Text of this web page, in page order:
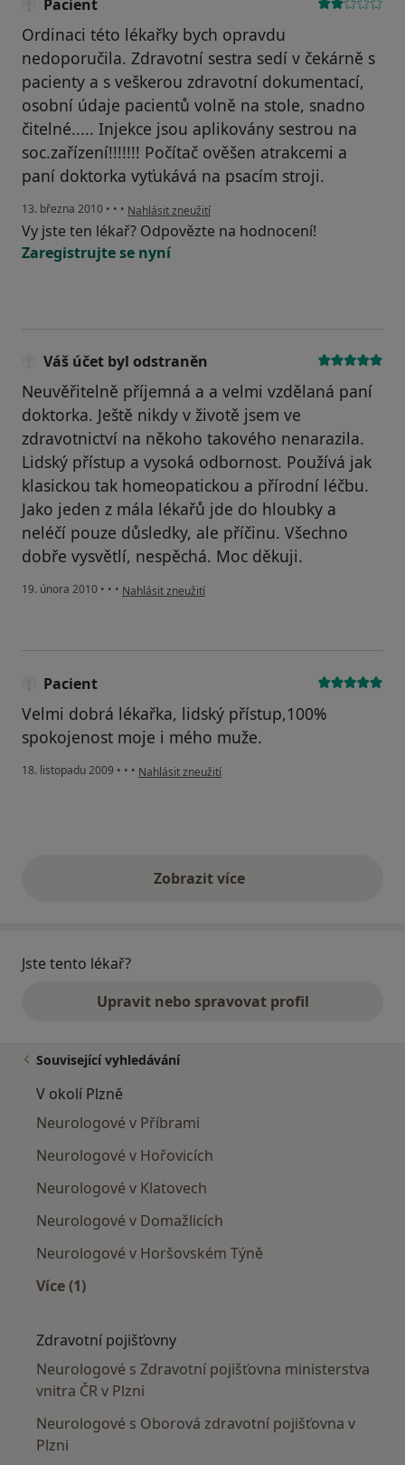
Pacient
Ordinaci této lékařky bych opravdu
nedoporučila. Zdravotní sestra sedí v čekárně s
pacienty a s veškerou zdravotní dokumentací,
osobní údaje pacientů volně na stole, snadno
čitelné..... Injekce jsou aplikovány sestrou na
soc.zařízení!!!!!!! Počítač ověšen atrakcemi a
paní doktorka vyťukává na psacím stroji.
13. března 2010 • • • podle názoru uživatele Pacient
Nahlásit zneužití
Vy jste ten lékař? Odpovězte na hodnocení!
Zaregistrujte se nyní
Váš účet byl odstraněn
Neuvěřitelně příjemná a a velmi vzdělaná paní
doktorka. Ještě nikdy v životě jsem ve
zdravotnictví na někoho takového nenarazila.
Lidský přístup a vysoká odbornost. Používá jak
klasickou tak homeopatickou a přírodní léčbu.
Jako jeden z mála lékařů jde do hloubky a
neléčí pouze důsledky, ale příčinu. Všechno
dobře vysvětlí, nespěchá. Moc děkuji.
19. února 2010 • • • podle názoru uživatele Váš účet byl odstraněn
Nahlásit zneužití
Pacient
Velmi dobrá lékařka, lidský přístup,100%
spokojenost moje i mého muže.
18. listopadu 2009 • • • podle názoru uživatele Pacient
Nahlásit zneužití
Zobrazit vícevýše uvedené názory
Jste tento lékař?
Upravit nebo spravovat profil
Související vyhledávání
V okolí Plzně
Neurologové v Příbrami
Neurologové v Hořovicích
Neurologové v Klatovech
Neurologové v Domažlicích
Neurologové v Horšovském Týně
Více (1)
Zdravotní pojišťovny
Neurologové s Zdravotní pojišťovna ministerstva
vnitra ČR v Plzni
Neurologové s Oborová zdravotní pojišťovna v
Plzni